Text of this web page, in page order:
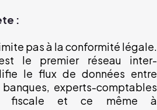
:
pas à la conformité légale.
le premier réseau inter-
le flux de données entre
experts-comptables
fiscale et ce même à